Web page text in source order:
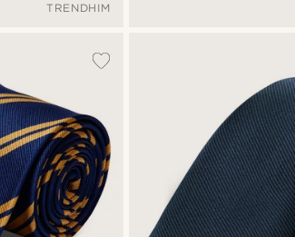
TRENDHIM